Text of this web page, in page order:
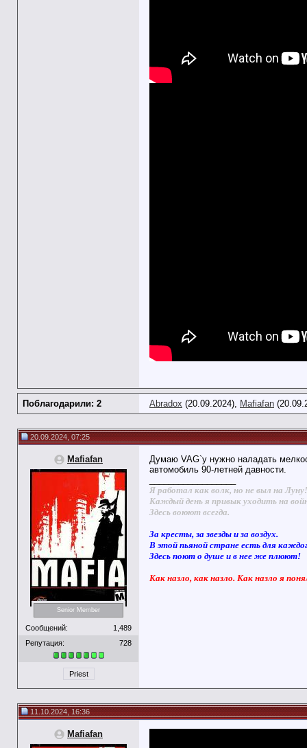
Поблагодарили: 2 Abradox (20.09.2024), Mafiafan
20.09.2024, 07:25
Mafiafan
Senior Member
Сообщений:
1,489
Репутация:
728
Priest
Думаю VAG`у нужно наладать
автомобиль 90-летней давности.
Я работал как волк, но не выл на Луну!
Каждый день я привык уходить на
Здесь воюют всегда.
За кресты, за звезды и за воздух.
В этой пьяной стране есть для
Здесь поют о душе и в нее же плюют!
Как назло, как назло. Как назло я
11.10.2024, 16:36
Mafiafan